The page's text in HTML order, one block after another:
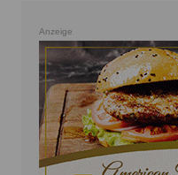
Anzeige